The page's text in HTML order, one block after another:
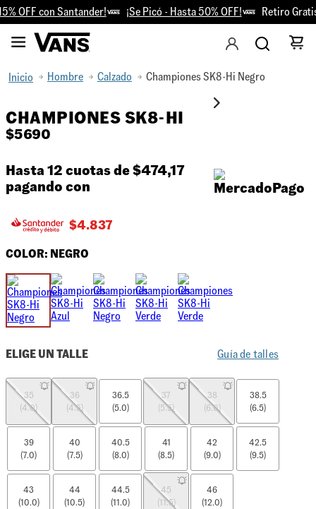
OFF con Santander! ¡Se Picó - Hasta 50% OFF! Retiro Gratis
Hombre Calzado Championes SK8-Hi Negro
CHAMPIONES SK8-HI
$5690
Hasta 12 cuotas de$474,17
pagando con
$4.837
COLOR: NEGRO
ELIGE UN TALLE Guía de talles
35
(4.0)
36
(4.5)
36.5
(5.0)
37
(5.5)
38
(6.0)
38.5
(6.5)
39
(7.0)
40
(7.5)
40.5
(8.0)
41
(8.5)
42
(9.0)
42.5
(9.5)
43
(10.0)
44
(10.5)
44.5
(11.0)
45
(11.5)
46
(12.0)